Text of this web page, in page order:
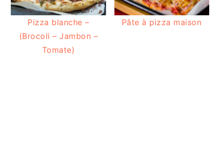
Pizza blanche –
(Brocoli – Jambon –
Tomate)
Pâte à pizza maison